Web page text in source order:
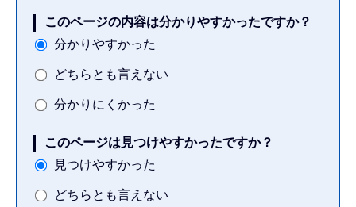
このページの内容は分かりやすかったですか？
分かりやすかった
どちらとも言えない
分かりにくかった
このページは見つけやすかったですか？
見つけやすかった
どちらとも言えない